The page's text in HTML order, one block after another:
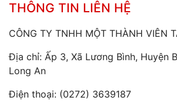
THÔNG TIN LIÊN HỆ
CÔNG TY TNHH MỘT THÀNH VIÊN
Địa chỉ: Ấp 3, Xã Lương Bình, Huyện
Long An
Điện thoại: (0272) 3639187